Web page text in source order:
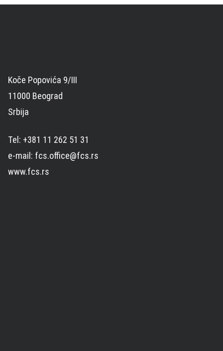
Koče Popovića 9/III
11000 Beograd
Srbija
Tel: +381 11 262 51 31
e-mail: fcs.office@fcs.rs
www.fcs.rs